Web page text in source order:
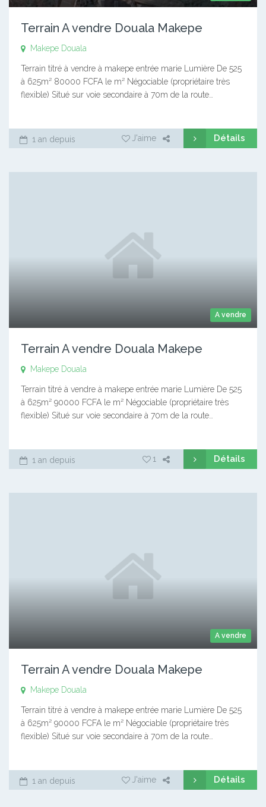
Terrain A vendre Douala Makepe
Makepe Douala
Terrain titré à vendre à makepe entrée marie Lumière De 525
à 625m² 80000 FCFA le m² Négociable (propriétaire très
flexible) Situé sur voie secondaire à 70m de la route…
1 an depuis J'aime Détails
A vendre
Terrain A vendre Douala Makepe
Makepe Douala
Terrain titré à vendre à makepe entrée marie Lumière De 525
à 625m² 90000 FCFA le m² Négociable (propriétaire très
flexible) Situé sur voie secondaire à 70m de la route…
1 an depuis 1 Détails
A vendre
Terrain A vendre Douala Makepe
Makepe Douala
Terrain titré à vendre à makepe entrée marie Lumière De 525
à 625m² 90000 FCFA le m² Négociable (propriétaire très
flexible) Situé sur voie secondaire à 70m de la route…
1 an depuis J'aime Détails